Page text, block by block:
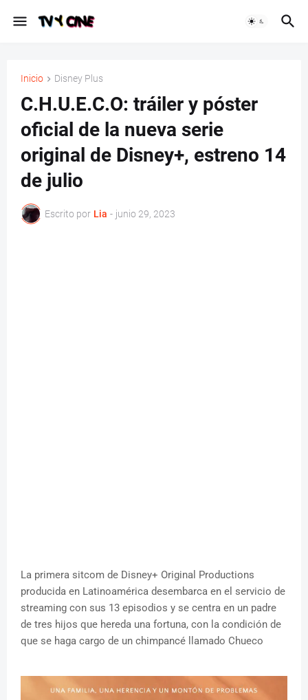
Inicio Disney Plus
C.H.U.E.C.O: tráiler y póster
oficial de la nueva serie
original de Disney+, estreno 14
de julio
Escrito por Lia - junio 29, 2023
La primera sitcom de Disney+ Original Productions
producida en Latinoamérica desembarca en el servicio de
streaming con sus 13 episodios y se centra en un padre
de tres hijos que hereda una fortuna, con la condición de
que se haga cargo de un chimpancé llamado Chueco